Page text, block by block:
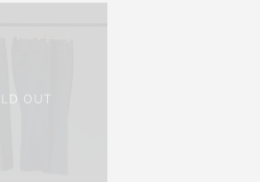
OUT